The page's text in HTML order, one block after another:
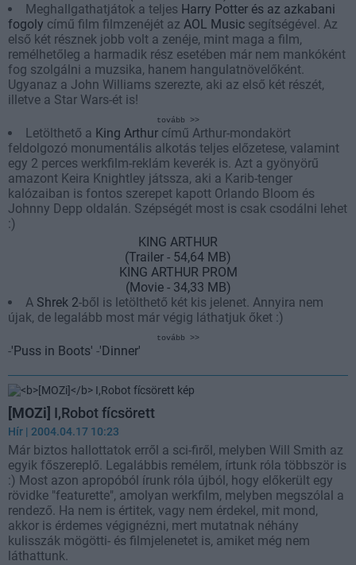
Meghallgathatjátok a teljes Harry Potter és az azkabani
fogoly című film filmzenéjét az AOL Music segítségével. Az
első két résznek jobb volt a zenéje, mint maga a film,
remélhetőleg a harmadik rész esetében már nem mankóként
fog szolgálni a muzsika, hanem hangulatnövelőként.
Ugyanaz a John Williams szerezte, aki az első két részét,
illetve a Star Wars-ét is!
tovább >>
Letölthető a King Arthur című Arthur-mondakört
feldolgozó monumentális alkotás teljes előzetese, valamint
egy 2 perces werkfilm-reklám keverék is. Azt a gyönyörű
amazont Keira Knightley játssza, aki a Karib-tenger
kalózaiban is fontos szerepet kapott Orlando Bloom és
Johnny Depp oldalán. Szépségét most is csak csodálni lehet
:)
KING ARTHUR
(Trailer - 54,64 MB)
KING ARTHUR PROM
(Movie - 34,33 MB)
A Shrek 2-ből is letölthető két kis jelenet. Annyira nem
újak, de legalább most már végig láthatjuk őket :)
tovább >>
-'Puss in Boots' -'Dinner'
[MOZi] I,Robot fícsörett
Hír | 2004.04.17 10:23
Már biztos hallottatok erről a sci-firől, melyben Will Smith az
egyik főszereplő. Legalábbis remélem, írtunk róla többször is
:) Most azon apropóból írunk róla újból, hogy előkerült egy
rövidke "featurette", amolyan werkfilm, melyben megszólal a
rendező. Ha nem is értitek, vagy nem érdekel, mit mond,
akkor is érdemes végignézni, mert mutatnak néhány
kulisszák mögötti- és filmjelenetet is, amiket még nem
láthattunk.